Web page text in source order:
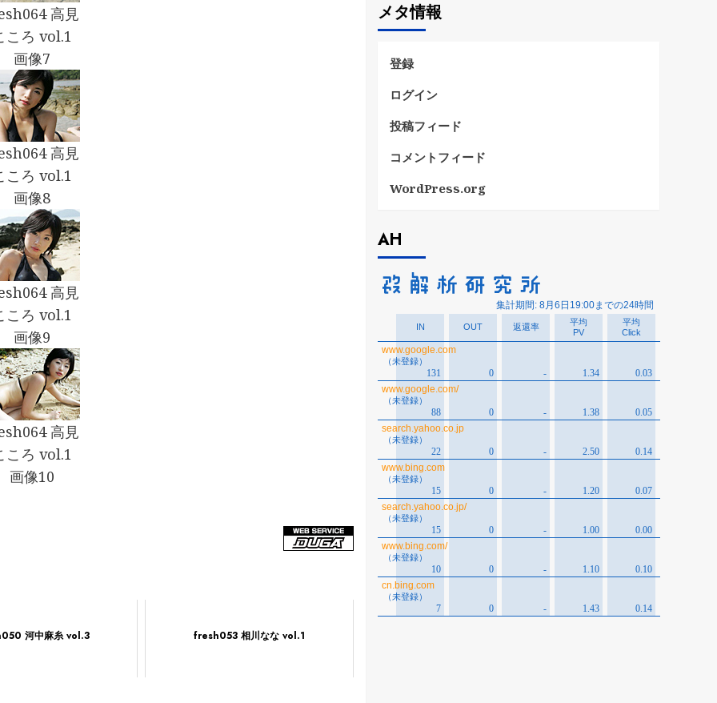
高見
ころ vol.1
画像7
高見
ころ vol.1
画像8
高見
ころ vol.1
画像9
高見
ころ vol.1
画像10
河中麻糸 vol.3 fresh053 相川なな vol.1
リ
ー
メタ情報
登録
ログイン
投稿フィード
コメントフィード
WordPress.org
AH